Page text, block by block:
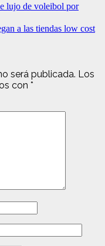
lujo de voleibol por
a las tiendas low cost
será publicada. Los
con *